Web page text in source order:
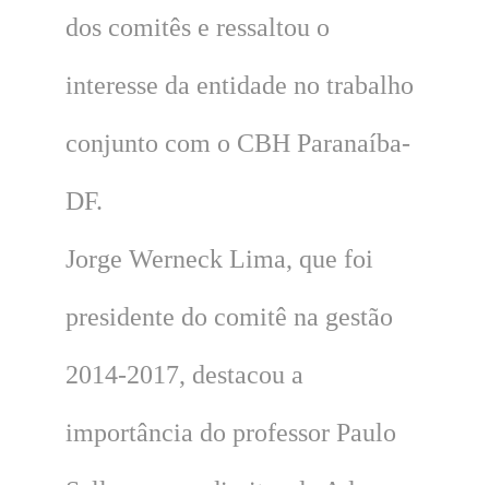
dos comitês e ressaltou o
interesse da entidade no trabalho
conjunto com o CBH Paranaíba-
DF.
Jorge Werneck Lima, que foi
presidente do comitê na gestão
2014-2017, destacou a
importância do professor Paulo